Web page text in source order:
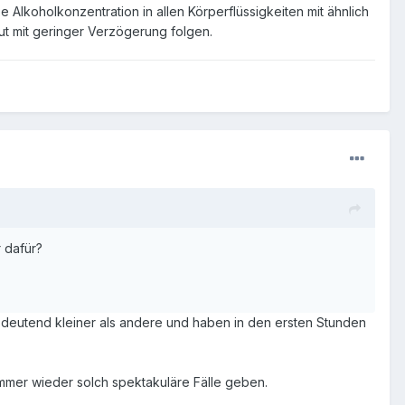
Alkoholkonzentration in allen Körperflüssigkeiten mit ähnlich
mit geringer Verzögerung folgen.
dafür?
kleiner als andere und haben in den ersten Stunden
wieder solch spektakuläre Fälle geben.